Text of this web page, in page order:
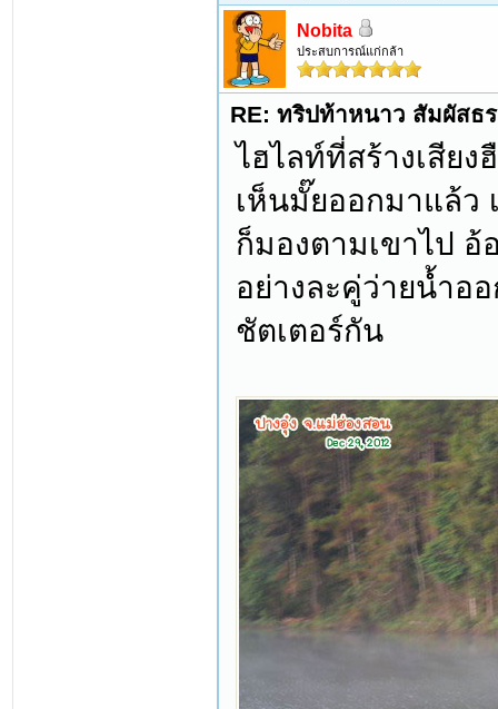
Nobita
ประสบการณ์แก่กล้า
RE: ทริปท้าหนาว สัมผัสธ
ไฮไลท์ที่สร้างเสีย
เห็นมั๊ยออกมาแล้ว
ก็มองตามเขาไป อ้
อย่างละคู่ว่ายน้ำอ
ชัตเตอร์กัน